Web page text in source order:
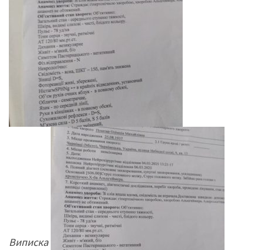
Виписка